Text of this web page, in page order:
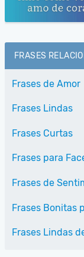
FRASES
Frases de Amor
Frases Lindas
Frases Curtas
Frases para
Frases de
Frases Bonitas
Frases Lindas